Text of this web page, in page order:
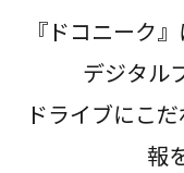
『ドコニーク
デジタル
ドライブにこ
報